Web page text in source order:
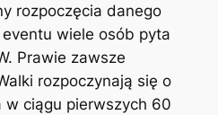
rozpoczęcia danego
wiele osób pyta
Prawie zawsze
rozpoczynają się o
w ciągu pierwszych 60